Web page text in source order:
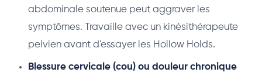
abdominale soutenue peut aggraver les
symptômes. Travaille avec un kinésithérapeute
pelvien avant d'essayer les Hollow Holds.
Blessure cervicale (cou) ou douleur chronique